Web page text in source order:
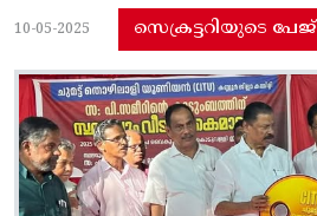
10-05-2025 സെക്രട്ടറിയുടെ പേജ്